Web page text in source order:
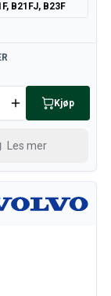
B21FJ, B23F
Kjøp
Les mer